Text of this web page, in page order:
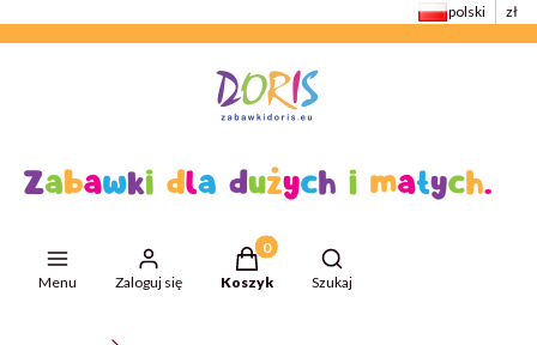
polski zł
Menu Zaloguj się
Produkty w koszyku: 0. Zobacz
Koszyk
Otwórz wyszukiwarkę
Szukaj